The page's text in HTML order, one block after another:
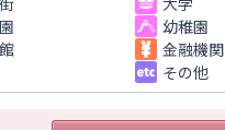
幼稚園
金融機関
その他